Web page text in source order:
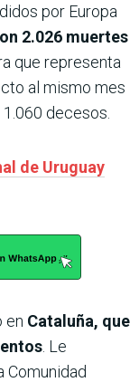
por Europa
2.026 muertes
que representa
al mismo mes
decesos.
de Uruguay
en Cataluña, que
. Le
Comunidad